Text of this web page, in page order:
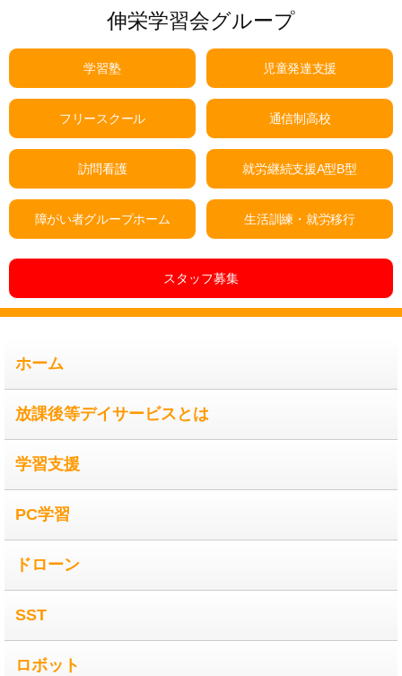
伸栄学習会グループ
学習塾 児童発達支援
フリースクール 通信制高校
訪問看護 就労継続支援A型B型
障がい者グループホーム 生活訓練・就労移行
スタッフ募集
ホーム
放課後等デイサービスとは
学習支援
PC学習
ドローン
SST
ロボット